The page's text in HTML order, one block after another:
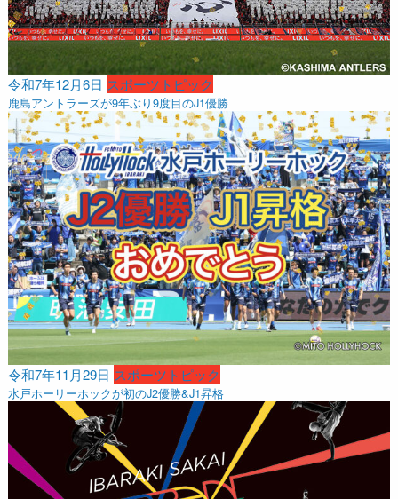
令和7年12月6日 スポーツトピック
鹿島アントラーズが9年ぶり9度目のJ1優勝
令和7年11月29日 スポーツトピック
水戸ホーリーホックが初のJ2優勝&J1昇格